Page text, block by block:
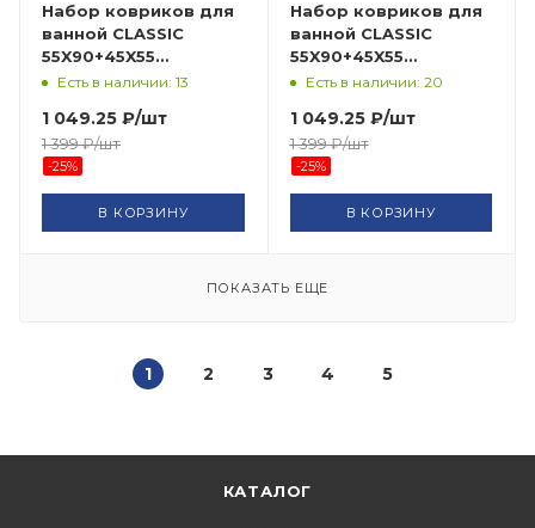
Набор ковриков для
ванной CLASSIC
55X90+45X55
CLT202003-GREY-172
Есть в наличии: 13
1 049.25 ₽/шт
1 399₽/шт
-25%
В КОРЗИНУ
Набор ковриков для
ванной CLASSIC
55X90+45X55
CLT202003-D.BLUE-161
Есть в наличии: 20
1 049.25₽/шт
1 399₽/шт
-25%
В КОРЗИНУ
ПОКАЗАТЬ ЕЩЕ
1 2 3 4 5
КАТАЛОГ